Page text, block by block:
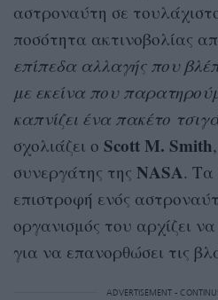
αστροναύτη σε
ποσότητα ακτινοβολίας
επίπεδα αλλαγής που
με εκείνα που
καπνίζει ένα πακέτο
σχολιάζει ο Scott M. Smith,
συνεργάτης της NASA. Τα
επιστροφή ενός
οργανισμός του αρχίζει
για να επανορθώσει τις
ADVERTISEMENT -